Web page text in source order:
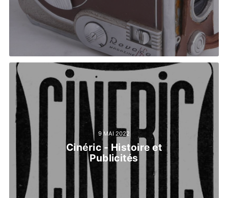
9 MAI 2022
Cinéric - Histoire et
Publicités